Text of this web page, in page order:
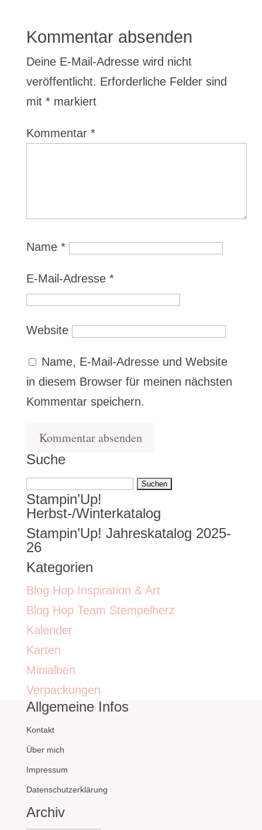
Kommentar absenden
Deine E-Mail-Adresse wird nicht
veröffentlicht. Erforderliche Felder sind
mit *markiert
Kommentar *
Name *
E-Mail-Adresse *
Website
Name, E-Mail-Adresse und Website
in diesem Browser für meinen nächsten
Kommentar speichern.
Suche
Suchen
nach:
Stampin’Up!
Herbst-/Winterkatalog
Stampin’Up! Jahreskatalog 2025-
26
Kategorien
Blog Hop Inspiration & Art
Blog Hop Team Stempelherz
Kalender
Karten
Minialben
Verpackungen
Allgemeine Infos
Kontakt
Über mich
Impressum
Datenschutzerklärung
Archiv